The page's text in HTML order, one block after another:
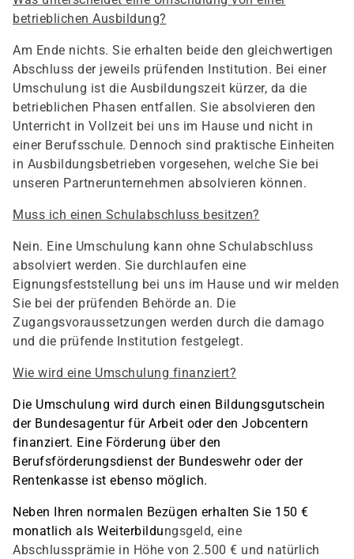
betrieblichen Ausbildung?
Am Ende nichts. Sie erhalten beide den gleichwertigen
Abschluss der jeweils prüfenden Institution. Bei einer
Umschulung ist die Ausbildungszeit kürzer, da die
betrieblichen Phasen entfallen. Sie absolvieren den
Unterricht in Vollzeit bei uns im Hause und nicht in
einer Berufsschule. Dennoch sind praktische Einheiten
in Ausbildungsbetrieben vorgesehen, welche Sie bei
unseren Partnerunternehmen absolvieren können.
Muss ich einen Schulabschluss besitzen?
Nein. Eine Umschulung kann ohne Schulabschluss
absolviert werden. Sie durchlaufen eine
Eignungsfeststellung bei uns im Hause und wir melden
Sie bei der prüfenden Behörde an. Die
Zugangsvoraussetzungen werden durch die damago
und die prüfende Institution festgelegt.
Wie wird eine Umschulung finanziert?
Die Umschulung wird durch einen Bildungsgutschein
der Bundesagentur für Arbeit oder den Jobcentern
finanziert. Eine Förderung über den
Berufsförderungsdienst der Bundeswehr oder der
Rentenkasse ist ebenso möglich.
Neben Ihren normalen Bezügen erhalten Sie 150 €
monatlich als Weiterbildungsgeld, eine
Abschlussprämie in Höhe von 2.500 € und natürlich